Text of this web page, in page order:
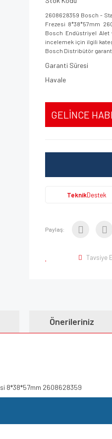
2608628359 Bosch -
Frezesi 8*38*57mm
Bosch Endüstriyel Alet
incelemek için ilgili
Bosch Distribütör
Garanti Süresi
Havale
GELİNCE
TeknikDestek
Paylaş:
Tavsiye
Önerileriniz
8*38*57mm 2608628359